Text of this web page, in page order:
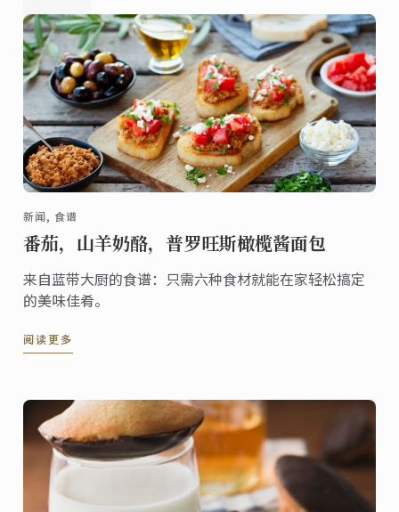
新闻, 食谱
番茄，山羊奶酪，普罗旺斯橄榄酱面包
来自蓝带大厨的食谱：只需六种食材就能在家轻松搞定
的美味佳肴。
阅读更多